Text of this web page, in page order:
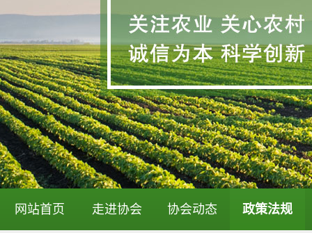
网站首页 走进协会 协会动态 政策法规